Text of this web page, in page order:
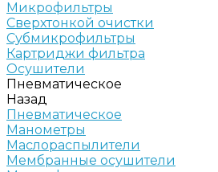
Микрофильтры
Сверхтонкой очистки
Субмикрофильтры
Картриджи фильтра
Осушители
Пневматическое
Назад
Пневматическое
Манометры
Маслораспылители
Мембранные осушители